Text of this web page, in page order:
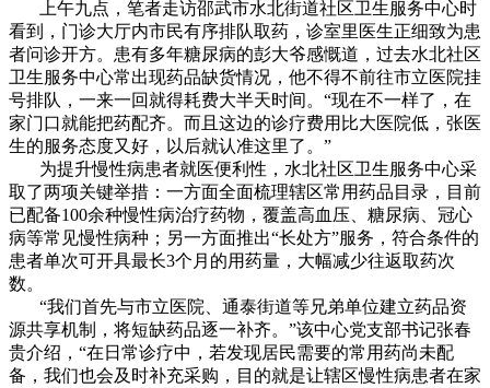
上午九点，笔者走访邵武市水北街道社区卫生服务中心时
看到，门诊大厅内市民有序排队取药，诊室里医生正细致为患
者问诊开方。患有多年糖尿病的彭大爷感慨道，过去水北社区
卫生服务中心常出现药品缺货情况，他不得不前往市立医院挂
号排队，一来一回就得耗费大半天时间。“现在不一样了，在
家门口就能把药配齐。而且这边的诊疗费用比大医院低，张医
生的服务态度又好，以后就认准这里了。”
为提升慢性病患者就医便利性，水北社区卫生服务中心采
取了两项关键举措：一方面全面梳理辖区常用药品目录，目前
已配备100余种慢性病治疗药物，覆盖高血压、糖尿病、冠心
病等常见慢性病种；另一方面推出“长处方”服务，符合条件的
患者单次可开具最长3个月的用药量，大幅减少往返取药次
数。
“我们首先与市立医院、通泰街道等兄弟单位建立药品资
源共享机制，将短缺药品逐一补齐。”该中心党支部书记张春
贵介绍，“在日常诊疗中，若发现居民需要的常用药尚未配
备，我们也会及时补充采购，目的就是让辖区慢性病患者在家